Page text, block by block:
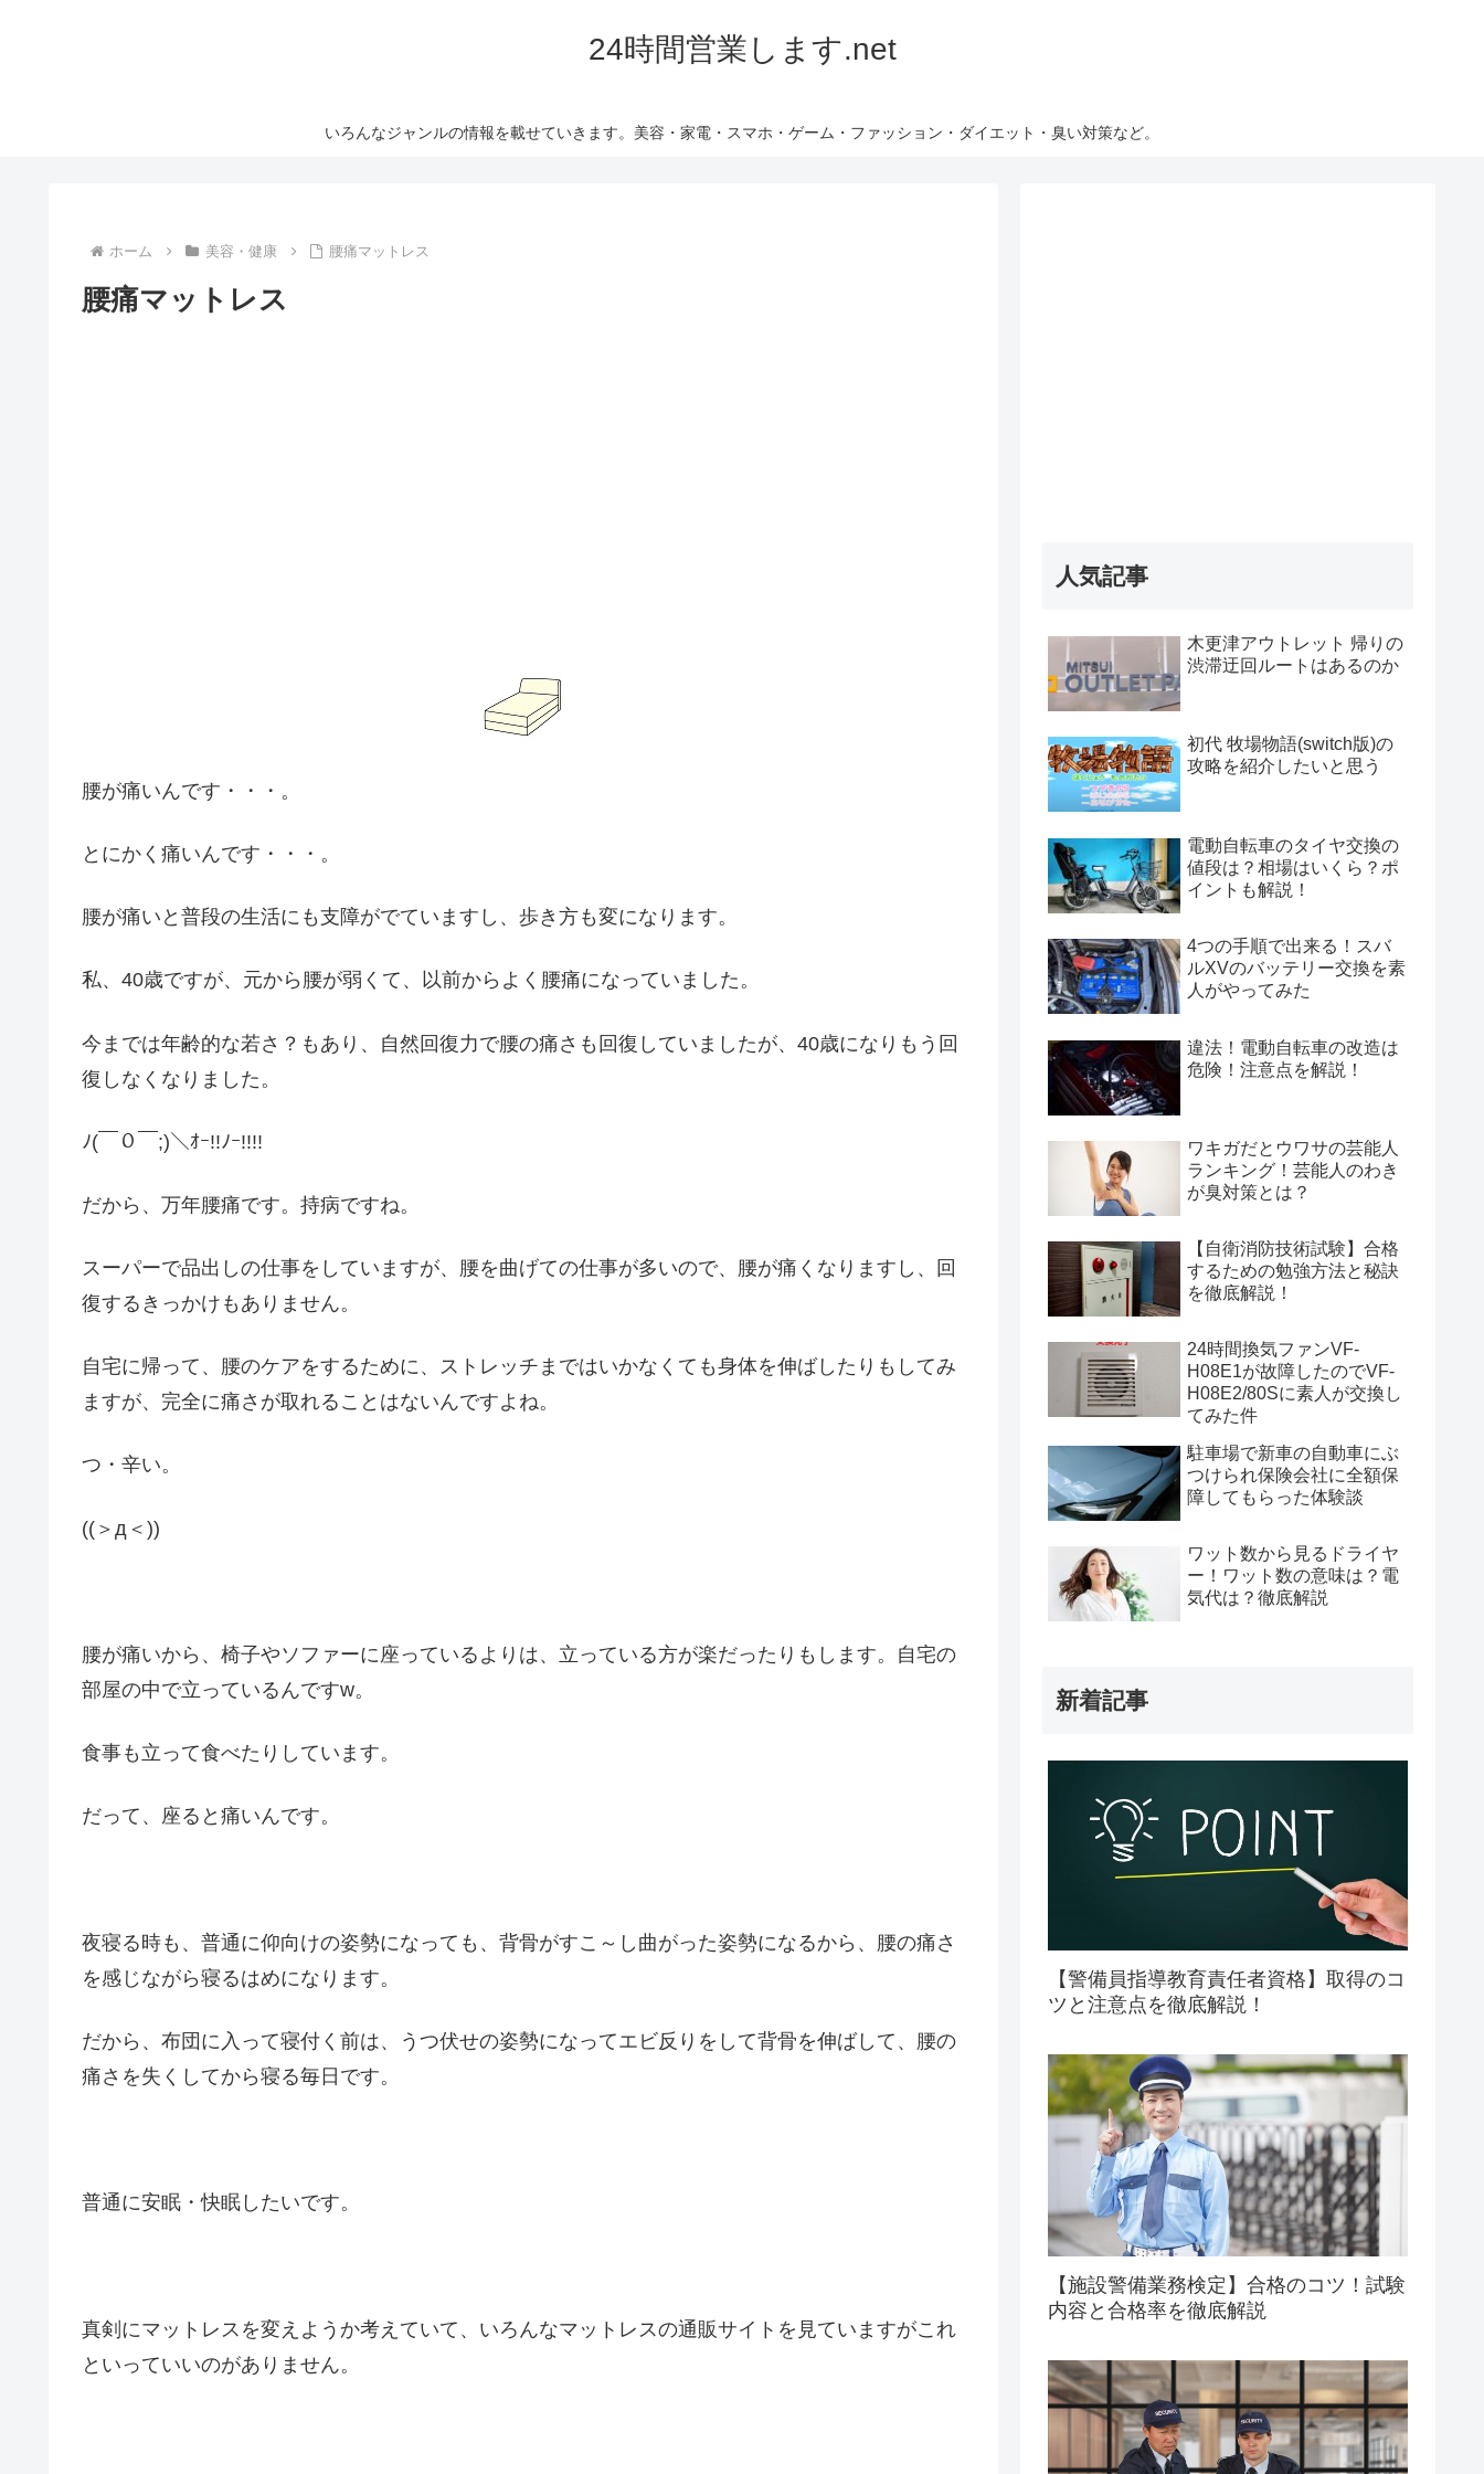
24時間営業します.net
いろんなジャンルの情報を載せていきます。美容・家電・スマホ・ゲーム・ファッション・ダイエット・臭い対策など。
ホーム 美容・健康 腰痛マットレス
腰痛マットレス
腰が痛いんです・・・。
とにかく痛いんです・・・。
腰が痛いと普段の生活にも支障がでていますし、歩き方も変になります。
私、40歳ですが、元から腰が弱くて、以前からよく腰痛になっていました。
今までは年齢的な若さ？もあり、自然回復力で腰の痛さも回復していましたが、40歳になりもう回
復しなくなりました。
ﾉ(￣０￣;)＼ｵｰ!!ﾉｰ!!!!
だから、万年腰痛です。持病ですね。
スーパーで品出しの仕事をしていますが、腰を曲げての仕事が多いので、腰が痛くなりますし、回
復するきっかけもありません。
自宅に帰って、腰のケアをするために、ストレッチまではいかなくても身体を伸ばしたりもしてみ
ますが、完全に痛さが取れることはないんですよね。
つ・辛い。
((＞д＜))
腰が痛いから、椅子やソファーに座っているよりは、立っている方が楽だったりもします。自宅の
部屋の中で立っているんですw。
食事も立って食べたりしています。
だって、座ると痛いんです。
夜寝る時も、普通に仰向けの姿勢になっても、背骨がすこ～し曲がった姿勢になるから、腰の痛さ
を感じながら寝るはめになります。
だから、布団に入って寝付く前は、うつ伏せの姿勢になってエビ反りをして背骨を伸ばして、腰の
痛さを失くしてから寝る毎日です。
普通に安眠・快眠したいです。
真剣にマットレスを変えようか考えていて、いろんなマットレスの通販サイトを見ていますがこれ
といっていいのがありません。
人気記事
木更津アウトレット 帰りの
渋滞迂回ルートはあるのか
初代 牧場物語(switch版)の
攻略を紹介したいと思う
電動自転車のタイヤ交換の
値段は？相場はいくら？ポ
イントも解説！
4つの手順で出来る！スバ
ルXVのバッテリー交換を素
人がやってみた
違法！電動自転車の改造は
危険！注意点を解説！
ワキガだとウワサの芸能人
ランキング！芸能人のわき
が臭対策とは？
【自衛消防技術試験】合格
するための勉強方法と秘訣
を徹底解説！
24時間換気ファンVF-
H08E1が故障したのでVF-
H08E2/80Sに素人が交換し
てみた件
駐車場で新車の自動車にぶ
つけられ保険会社に全額保
障してもらった体験談
ワット数から見るドライヤ
ー！ワット数の意味は？電
気代は？徹底解説
新着記事
【警備員指導教育責任者資格】取得のコ
ツと注意点を徹底解説！
【施設警備業務検定】合格のコツ！試験
内容と合格率を徹底解説